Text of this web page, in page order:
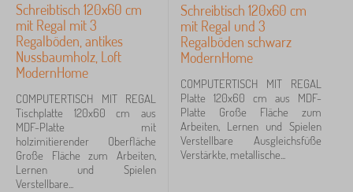
Schreibtisch 120x60 cm
mit Regal mit 3
Regalböden, antikes
Nussbaumholz, Loft
ModernHome
COMPUTERTISCH MIT REGAL
Tischplatte 120x60 cm aus
MDF-Platte mit
holzimitierender Oberfläche
Große Fläche zum Arbeiten,
Lernen und Spielen
Verstellbare...
Schreibtisch 120x60 cm
mit Regal und 3
Regalböden schwarz
ModernHome
COMPUTERTISCH MIT REGAL
Platte 120x60 cm aus MDF-
Platte Große Fläche zum
Arbeiten, Lernen und Spielen
Verstellbare Ausgleichsfüße
Verstärkte, metallische...